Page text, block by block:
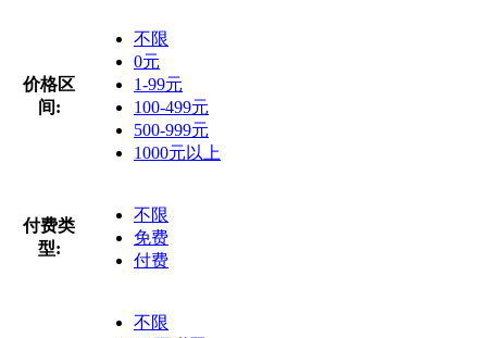
价格区
间:
不限
0元
1-99元
100-499元
500-999元
1000元以上
付费类
型:
不限
免费
付费
不限